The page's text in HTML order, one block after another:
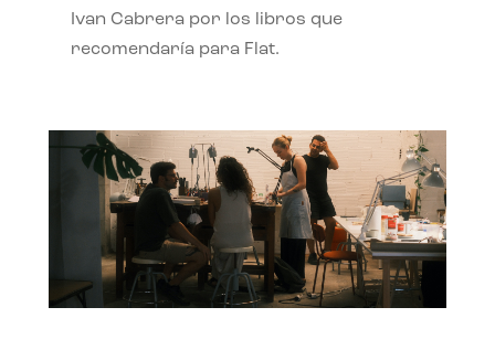
Ivan Cabrera por los libros que
recomendaría para Flat.